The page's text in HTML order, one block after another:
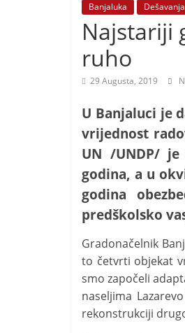
Banjaluka Dešavanja
Najstariji
ruho
29 Augusta, 2019
U Banjaluci je
vrijednost
UN /UNDP/
godina, a u
godina
predškolsko
Gradonačelnik
to četvrti objekat
smo započeli
naseljima
rekonstrukciji